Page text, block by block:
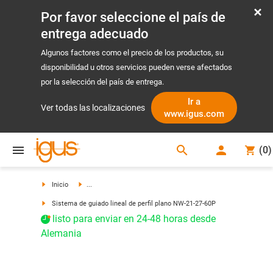
Por favor seleccione el país de
entrega adecuado
Algunos factores como el precio de los productos, su
disponibilidad u otros servicios pueden verse afectados
por la selección del país de entrega.
Ver todas las localizaciones
Ir a
www.igus.com
search (0)
Inicio ...
Sistema de guiado lineal de perfil plano NW-21-27-60P
listo para enviar en 24-48 horas desde
Alemania